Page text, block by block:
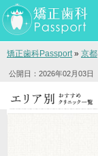
矯正歯科Passport» 京都
公開日：2026年02月03日